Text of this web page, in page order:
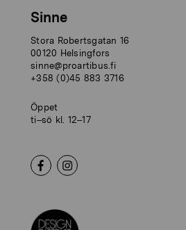
Sinne
Stora Robertsgatan 16
00120 Helsingfors
sinne@proartibus.fi
+358 (0)45 883 3716
Öppet
ti–sö kl. 12–17